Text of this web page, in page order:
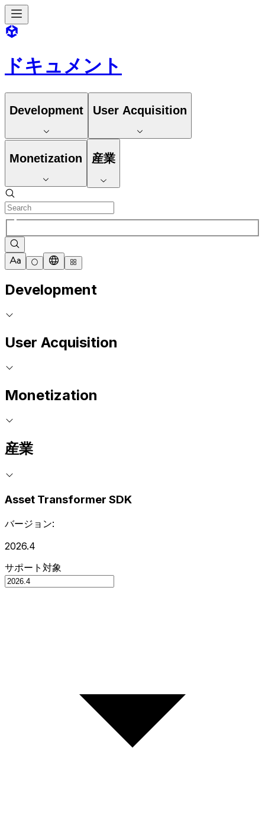
ドキュメント
Development User Acquisition
Monetization 産業
Development
User Acquisition
Monetization
産業
Asset Transformer SDK
バージョン:
2026.4
サポート対象